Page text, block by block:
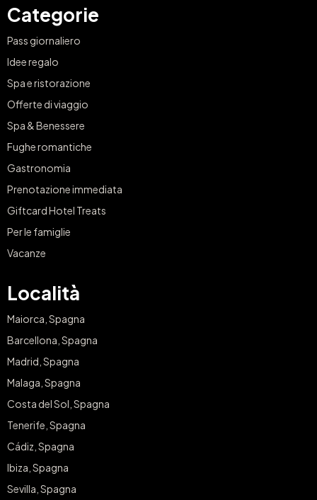
Categorie
Pass giornaliero
Idee regalo
Spa e ristorazione
Offerte di viaggio
Spa & Benessere
Fughe romantiche
Gastronomia
Prenotazione immediata
Giftcard Hotel Treats
Per le famiglie
Vacanze
Località
Maiorca, Spagna
Barcellona, Spagna
Madrid, Spagna
Malaga, Spagna
Costa del Sol, Spagna
Tenerife, Spagna
Cádiz, Spagna
Ibiza, Spagna
Sevilla, Spagna